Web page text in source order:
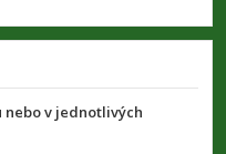
nebo v jednotlivých